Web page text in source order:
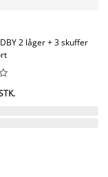
2 låger + 3 skuffer